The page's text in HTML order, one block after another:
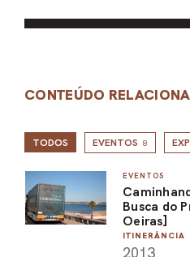
CONTEÚDO
TODOS EVENTOS 8
EVENTOS
Busca do
Oeiras]
ITINERÂNCIA
2013